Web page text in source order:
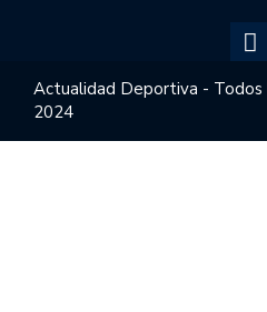
Actualidad Deportiva - Todos
2024